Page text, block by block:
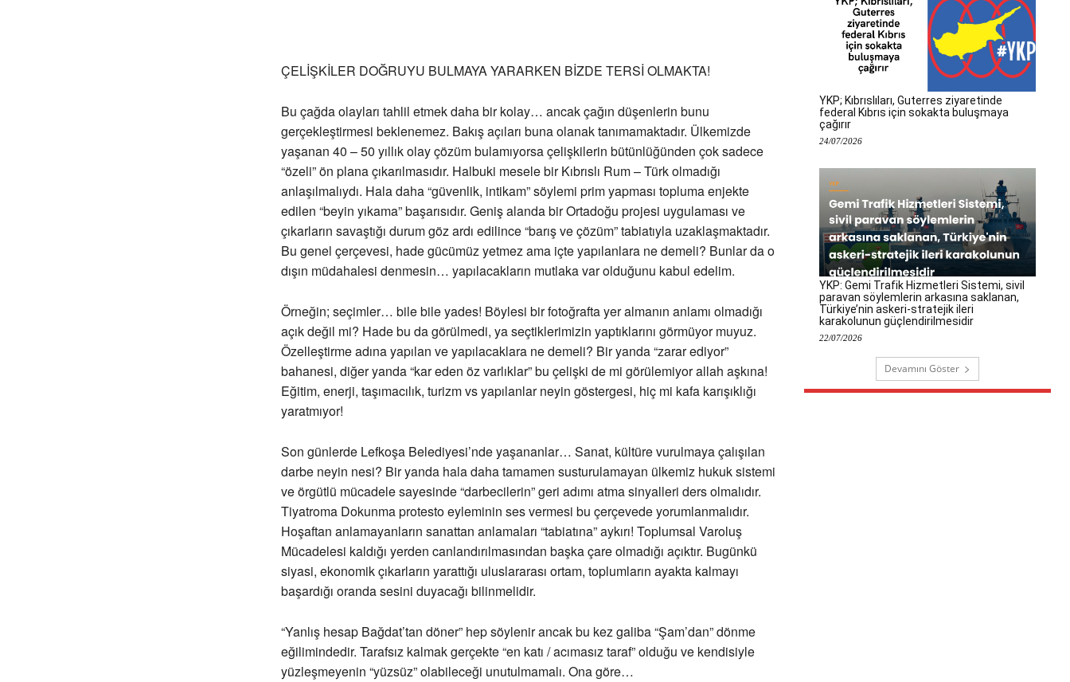
ÇELİŞKİLER DOĞRUYU BULMAYA YARARKEN BİZDE TERSİ OLMAKTA!
Bu çağda olayları tahlil etmek daha bir kolay… ancak çağın düşenlerin bunu
gerçekleştirmesi beklenemez. Bakış açıları buna olanak tanımamaktadır. Ülkemizde
yaşanan 40 – 50 yıllık olay çözüm bulamıyorsa çelişkilerin bütünlüğünden çok sadece
“özeli” ön plana çıkarılmasıdır. Halbuki mesele bir Kıbrıslı Rum – Türk olmadığı
anlaşılmalıydı. Hala daha “güvenlik, intikam” söylemi prim yapması topluma enjekte
edilen “beyin yıkama” başarısıdır. Geniş alanda bir Ortadoğu projesi uygulaması ve
çıkarların savaştığı durum göz ardı edilince “barış ve çözüm” tabiatıyla uzaklaşmaktadır.
Bu genel çerçevesi, hade gücümüz yetmez ama içte yapılanlara ne demeli? Bunlar da o
dışın müdahalesi denmesin… yapılacakların mutlaka var olduğunu kabul edelim.
Örneğin; seçimler… bile bile yades! Böylesi bir fotoğrafta yer almanın anlamı olmadığı
açık değil mi? Hade bu da görülmedi, ya seçtiklerimizin yaptıklarını görmüyor muyuz.
Özelleştirme adına yapılan ve yapılacaklara ne demeli? Bir yanda “zarar ediyor”
bahanesi, diğer yanda “kar eden öz varlıklar” bu çelişki de mi görülemiyor allah aşkına!
Eğitim, enerji, taşımacılık, turizm vs yapılanlar neyin göstergesi, hiç mi kafa karışıklığı
yaratmıyor!
Son günlerde Lefkoşa Belediyesi’nde yaşananlar… Sanat, kültüre vurulmaya çalışılan
darbe neyin nesi? Bir yanda hala daha tamamen susturulamayan ülkemiz hukuk sistemi
ve örgütlü mücadele sayesinde “darbecilerin” geri adımı atma sinyalleri ders olmalıdır.
Tiyatroma Dokunma protesto eyleminin ses vermesi bu çerçevede yorumlanmalıdır.
Hoşaftan anlamayanların sanattan anlamaları “tabiatına” aykırı! Toplumsal Varoluş
Mücadelesi kaldığı yerden canlandırılmasından başka çare olmadığı açıktır. Bugünkü
siyasi, ekonomik çıkarların yarattığı uluslararası ortam, toplumların ayakta kalmayı
başardığı oranda sesini duyacağı bilinmelidir.
“Yanlış hesap Bağdat’tan döner” hep söylenir ancak bu kez galiba “Şam’dan” dönme
eğilimindedir. Tarafsız kalmak gerçekte “en katı / acımasız taraf” olduğu ve kendisiyle
yüzleşmeyenin “yüzsüz” olabileceği unutulmamalı. Ona göre…
YKP; Kıbrıslıları, Guterres ziyaretinde
federal Kıbrıs için sokakta buluşmaya
çağırır
24/07/2026
YKP: Gemi Trafik Hizmetleri Sistemi, sivil
paravan söylemlerin arkasına saklanan,
Türkiye’nin askeri-stratejik ileri
karakolunun güçlendirilmesidir
22/07/2026
Devamını Göster